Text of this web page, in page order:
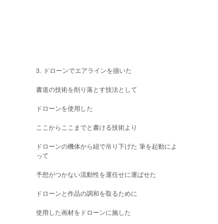
3. ドローンでエアラインを描いた
書道の技術を削り落とす技法として
ドローンを使用した
ここからここまでと書ける技術より
ドローンの機体から紐で吊り下げた 筆を起動によ
って
予想がつかない流動性を運任せに運ばせた
ドローンと作品の調和を取るために
使用した画材をドローンに施した